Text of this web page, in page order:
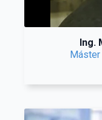
Ing.
Máster